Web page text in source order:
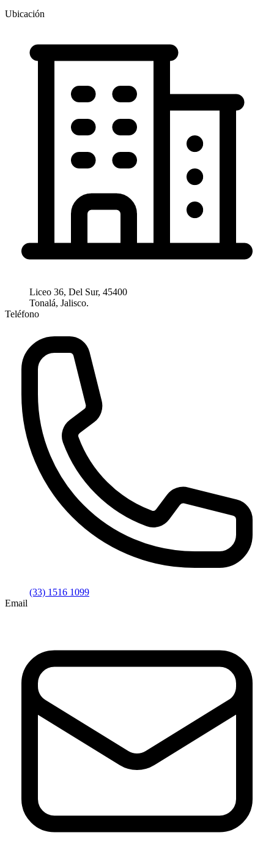
Ubicación
Liceo 36, Del Sur, 45400
Tonalá, Jalisco.
Teléfono
(33) 1516 1099
Email